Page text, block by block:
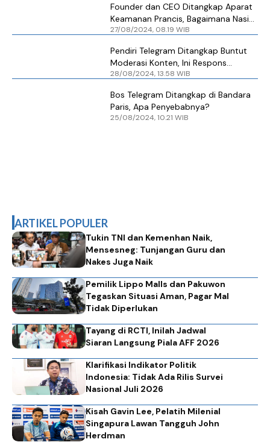
Founder dan CEO Ditangkap Aparat
Keamanan Prancis, Bagaimana Nasib
Telegram Selanjutnya?
27/08/2024, 08.19 WIB
Pendiri Telegram Ditangkap Buntut
Moderasi Konten, Ini Respons
Menkominfo
28/08/2024, 13.58 WIB
Bos Telegram Ditangkap di Bandara
Paris, Apa Penyebabnya?
25/08/2024, 10.21 WIB
ARTIKEL POPULER
Tukin TNI dan Kemenhan Naik,
Mensesneg: Tunjangan Guru dan
Nakes Juga Naik
Pemilik Lippo Malls dan Pakuwon
Tegaskan Situasi Aman, Pagar Mal
Tidak Diperlukan
Tayang di RCTI, Inilah Jadwal
Siaran Langsung Piala AFF 2026
Klarifikasi Indikator Politik
Indonesia: Tidak Ada Rilis Survei
Nasional Juli 2026
Kisah Gavin Lee, Pelatih Milenial
Singapura Lawan Tangguh John
Herdman